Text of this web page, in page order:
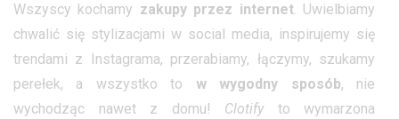
Wszyscy kochamy zakupy przez internet. Uwielbiamy
chwalić się stylizacjami w social media, inspirujemy się
trendami z Instagrama, przerabiamy, łączymy, szukamy
perełek, a wszystko to w wygodny sposób, nie
wychodząc nawet z domu! Clotifyto wymarzona